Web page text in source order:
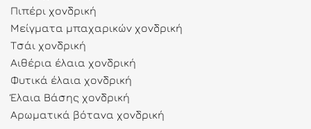
Πιπέρι χονδρική
Μείγματα μπαχαρικών χονδρική
Τσάι χονδρική
Αιθέρια έλαια χονδρική
Φυτικά έλαια χονδρική
Έλαια Βάσης χονδρική
Αρωματικά βότανα χονδρική